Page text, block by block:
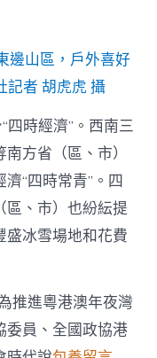
邊山區，戶外喜好
記者 胡虎虎 攝
四時經濟”。西南三
方省（區、市）
濟“四時常青”。四
區、市）也紛紜提
盛冰雪場地和花費
推進粵港澳年夜灣
委員、全國政協港